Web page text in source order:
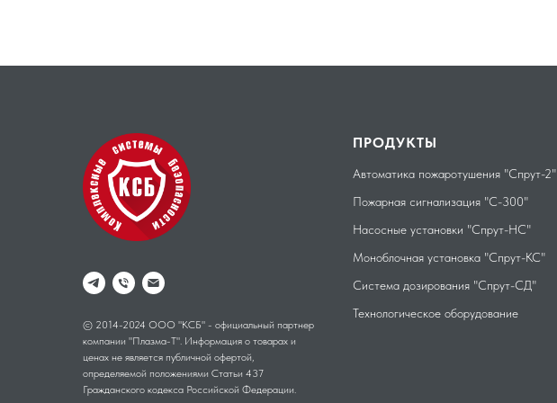
© 2014-2024 ООО "КСБ" - официальный партнер
компании "Плазма-Т". Информация о товарах и
ценах не является публичной офертой,
определяемой положениями Статьи 437
Гражданского кодекса Российской Федерации.
ПРОДУКТЫ
Автоматика пожаротушения "Спрут-2"
Пожарная сигнализация "С-300"
Насосные установки "Спрут-НС"
Моноблочная установка "Спрут-КС"
Система дозирования "Спрут-СД"
Технологическое оборудование